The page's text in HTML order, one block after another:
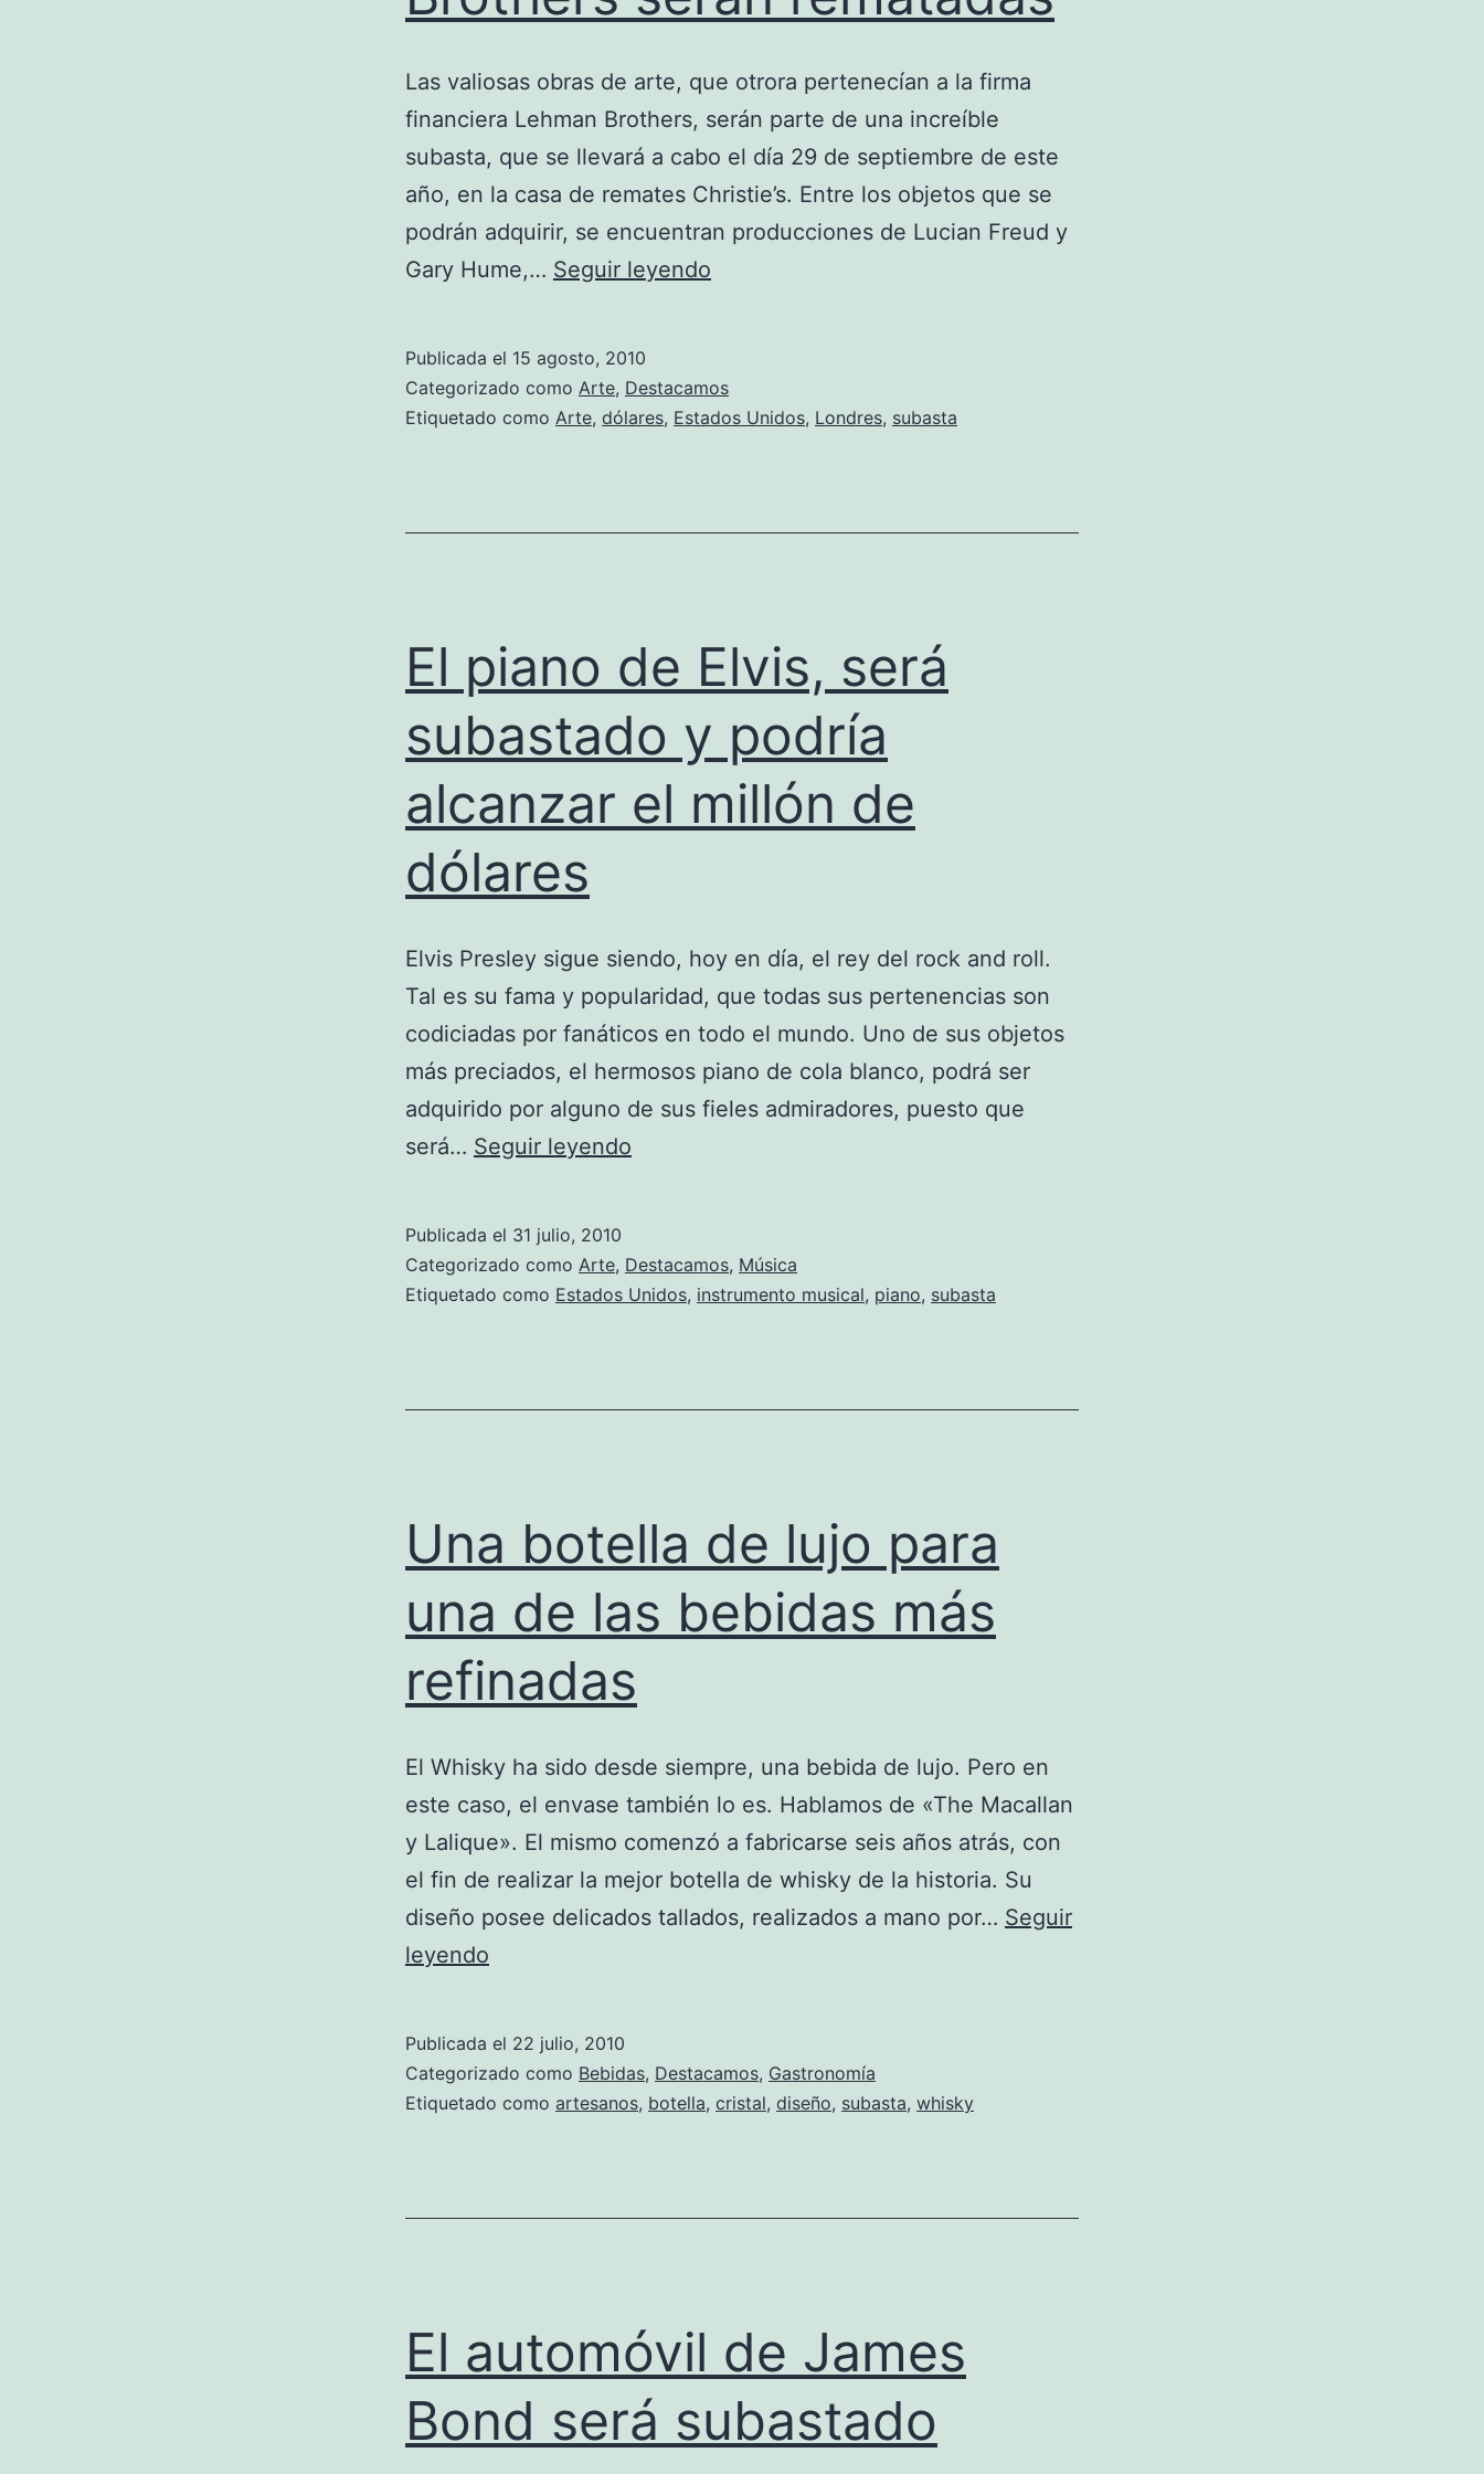
Las valiosas obras de arte, que otrora pertenecían a la firma
financiera Lehman Brothers, serán parte de una increíble
subasta, que se llevará a cabo el día 29 de septiembre de este
año, en la casa de remates Christie’s. Entre los objetos que se
podrán adquirir, se encuentran producciones de Lucian Freud y
Gary Hume,… Seguir leyendo
de
Lehman
rematadas
Publicada el 15 agosto, 2010
Categorizado como Arte, Destacamos
Etiquetado como Arte, dólares, Estados Unidos, Londres, subasta
El piano de Elvis, será
subastado y podría
alcanzar el millón de
dólares
Elvis Presley sigue siendo, hoy en día, el rey del rock and roll.
Tal es su fama y popularidad, que todas sus pertenencias son
codiciadas por fanáticos en todo el mundo. Uno de sus objetos
más preciados, el hermosos piano de cola blanco, podrá ser
adquirido por alguno de sus fieles admiradores, puesto que
será… Seguir leyendo
Elvis,
será
podría
millón
de
dólares
Publicada el 31 julio, 2010
Categorizado como Arte, Destacamos, Música
Etiquetado como Estados Unidos, instrumento musical, piano, subasta
Una botella de lujo para
una de las bebidas más
refinadas
El Whisky ha sido desde siempre, una bebida de lujo. Pero en
este caso, el envase también lo es. Hablamos de «The Macallan
y Lalique». El mismo comenzó a fabricarse seis años atrás, con
el fin de realizar la mejor botella de whisky de la historia. Su
diseño posee delicados tallados, realizados a mano por… Seguir
leyendo
lujo
para
las
refinadas
Publicada el 22 julio, 2010
Categorizado como Bebidas, Destacamos, Gastronomía
Etiquetado como artesanos, botella, cristal, diseño, subasta, whisky
El automóvil de James
Bond será subastado